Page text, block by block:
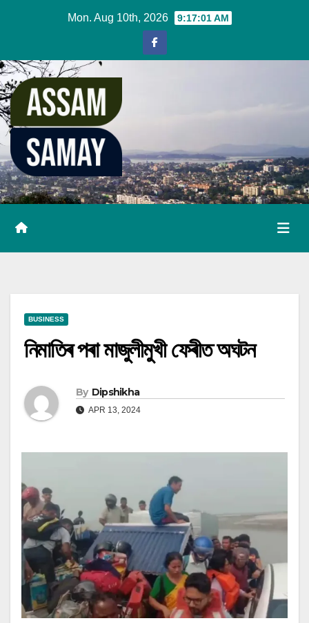
Mon. Aug 10th, 2026 9:17:02 AM
BUSINESS
নিমাতিৰ পৰা মাজুলীমুখী ফেৰীত অঘটন
By Dipshikha
APR 13, 2024